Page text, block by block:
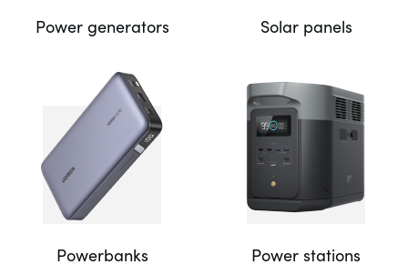
Power generators Solar panels
Powerbanks Power stations